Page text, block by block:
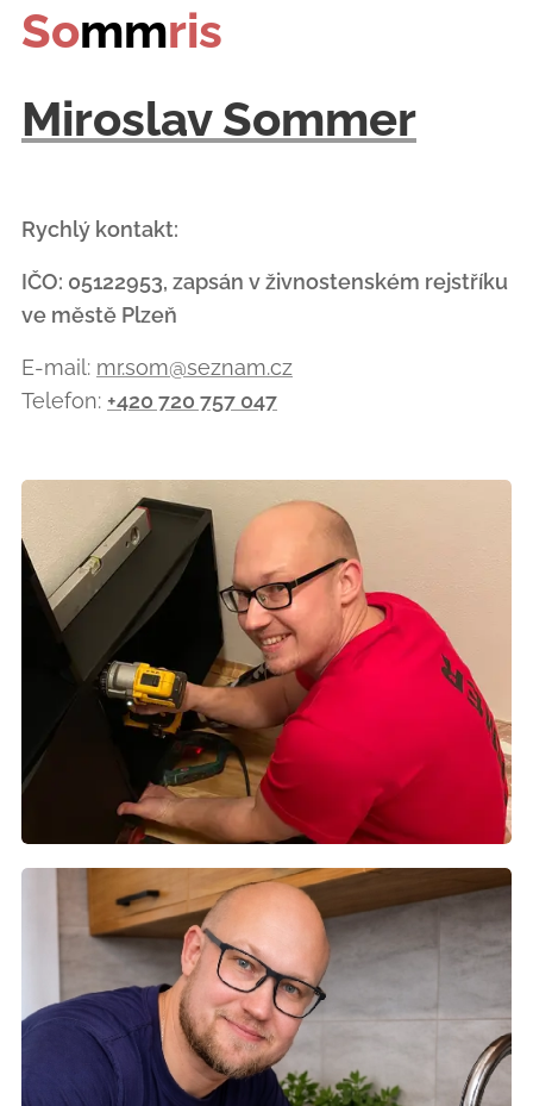
Sommris
Miroslav Sommer
Rychlý kontakt:
IČO: 05122953, zapsán v živnostenském rejstříku
ve městě Plzeň
E-mail: mr.som@seznam.cz
Telefon: +420 720 757 047